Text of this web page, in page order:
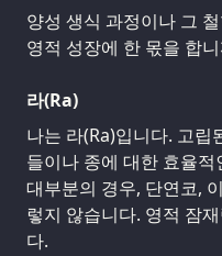
양성 생식 과정이나 그
영적 성장에 한 몫을 합
라(Ra)
나는 라(Ra)입니다. 고립
들이나 종에 대한 효율
대부분의 경우, 단연코,
렇지 않습니다. 영적 잠
다.